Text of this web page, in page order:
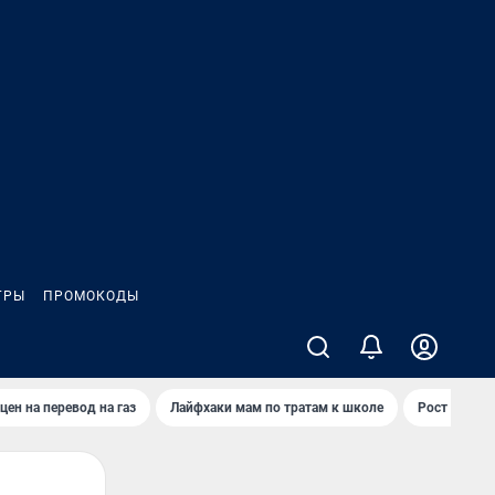
ПРОМОКОДЫ
на перевод на газ Лайфхаки мам по тратам к школе Рост цен на